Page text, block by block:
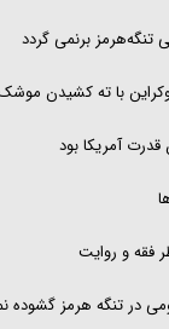
تنگه‌هرمز برنمی گردد
با ته کشیدن
قدرت آمریکا بود
فقه و روایت
در تنگه هرمز گشوده